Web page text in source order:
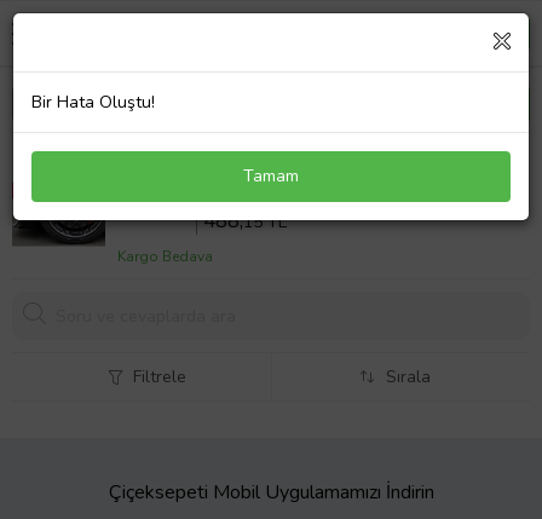
Audi 200 Uyumlu Brembo Turuncu Kaliper Kapağı 4
Parça Ön Arka Set (Karışık)
Sepette %18 İndirim
488,15 TL
Kargo Bedava
Filtrele Sırala
Çiçeksepeti Mobil Uygulamamızı İndirin
Bir Hata Oluştu!
Tamam